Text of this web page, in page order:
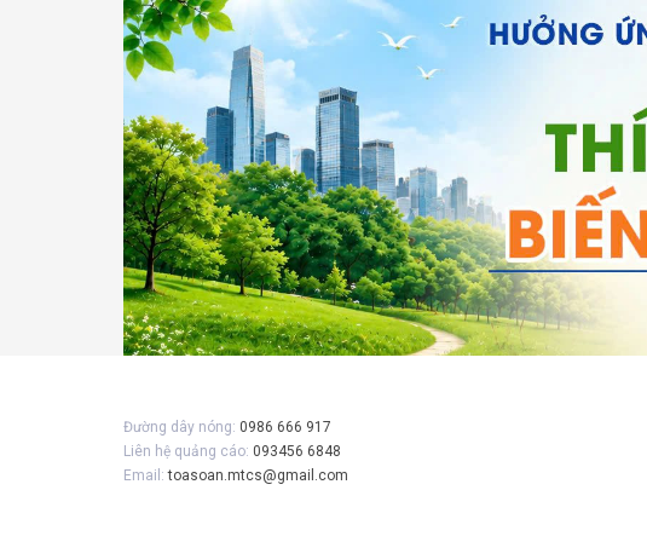
Đường dây nóng: 0986 666 917
Liên hệ quảng cáo: 093456 6848
Email:toasoan.mtcs@gmail.com
Gửi bình luận